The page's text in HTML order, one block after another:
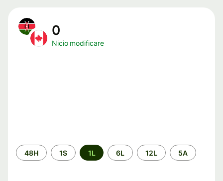
0
Nicio modificare
Perioada
48H 1S 1L 6L 12L 5A